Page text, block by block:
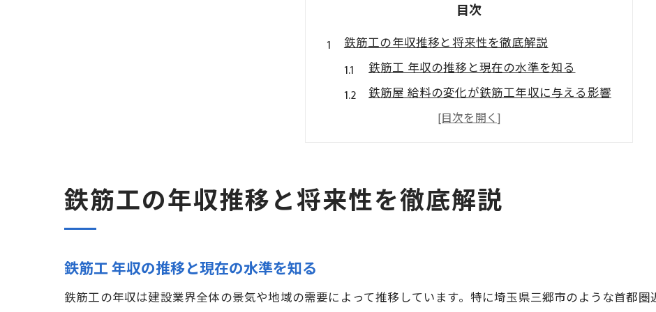
目次
鉄筋工の年収推移と将来性を徹底解説
鉄筋工 年収の推移と現在の水準を知る
鉄筋屋 給料の変化が鉄筋工年収に与える影響
鉄筋工 年収の将来展望と業界の動向を解説
鉄筋工 求人動向から見える年収の変化傾向
鉄筋工 年収向上に役立つ具体的な行動とは
鉄筋工の年収推移と将来性を徹底解説
鉄筋工 年収の推移と現在の水準を知る
鉄筋工の年収は建設業界全体の景気や地域の需要によって推移しています。特に埼玉県三郷市のような首都